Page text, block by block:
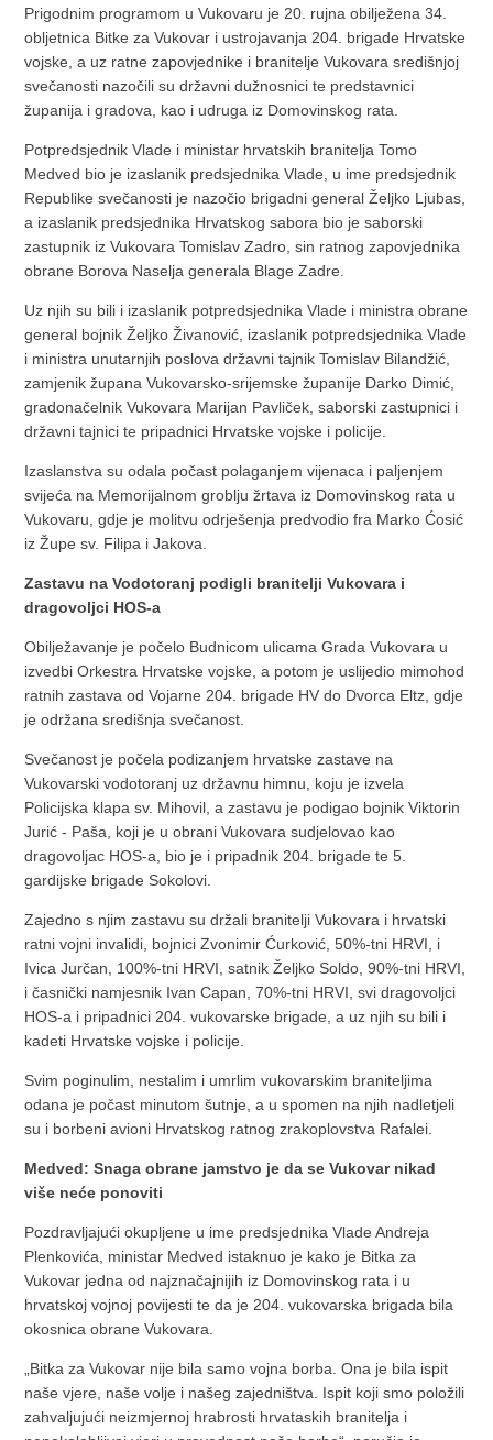
Prigodnim programom u Vukovaru je 20. rujna obilježena 34.
obljetnica Bitke za Vukovar i ustrojavanja 204. brigade Hrvatske
vojske, a uz ratne zapovjednike i branitelje Vukovara središnjoj
svečanosti nazočili su državni dužnosnici te predstavnici
županija i gradova, kao i udruga iz Domovinskog rata.
Potpredsjednik Vlade i ministar hrvatskih branitelja Tomo
Medved bio je izaslanik predsjednika Vlade, u ime predsjednik
Republike svečanosti je nazočio brigadni general Željko Ljubas,
a izaslanik predsjednika Hrvatskog sabora bio je saborski
zastupnik iz Vukovara Tomislav Zadro, sin ratnog zapovjednika
obrane Borova Naselja generala Blage Zadre.
Uz njih su bili i izaslanik potpredsjednika Vlade i ministra obrane
general bojnik Željko Živanović, izaslanik potpredsjednika Vlade
i ministra unutarnjih poslova državni tajnik Tomislav Bilandžić,
zamjenik župana Vukovarsko-srijemske županije Darko Dimić,
gradonačelnik Vukovara Marijan Pavliček, saborski zastupnici i
državni tajnici te pripadnici Hrvatske vojske i policije.
Izaslanstva su odala počast polaganjem vijenaca i paljenjem
svijeća na Memorijalnom groblju žrtava iz Domovinskog rata u
Vukovaru, gdje je molitvu odrješenja predvodio fra Marko Ćosić
iz Župe sv. Filipa i Jakova.
Zastavu na Vodotoranj podigli branitelji Vukovara i
dragovoljci HOS-a
Obilježavanje je počelo Budnicom ulicama Grada Vukovara u
izvedbi Orkestra Hrvatske vojske, a potom je uslijedio mimohod
ratnih zastava od Vojarne 204. brigade HV do Dvorca Eltz, gdje
je održana središnja svečanost.
Svečanost je počela podizanjem hrvatske zastave na
Vukovarski vodotoranj uz državnu himnu, koju je izvela
Policijska klapa sv. Mihovil, a zastavu je podigao bojnik Viktorin
Jurić - Paša, koji je u obrani Vukovara sudjelovao kao
dragovoljac HOS-a, bio je i pripadnik 204. brigade te 5.
gardijske brigade Sokolovi.
Zajedno s njim zastavu su držali branitelji Vukovara i hrvatski
ratni vojni invalidi, bojnici Zvonimir Ćurković, 50%-tni HRVI, i
Ivica Jurčan, 100%-tni HRVI, satnik Željko Soldo, 90%-tni HRVI,
i časnički namjesnik Ivan Capan, 70%-tni HRVI, svi dragovoljci
HOS-a i pripadnici 204. vukovarske brigade, a uz njih su bili i
kadeti Hrvatske vojske i policije.
Svim poginulim, nestalim i umrlim vukovarskim braniteljima
odana je počast minutom šutnje, a u spomen na njih nadletjeli
su i borbeni avioni Hrvatskog ratnog zrakoplovstva Rafalei.
Medved: Snaga obrane jamstvo je da se Vukovar nikad
više neće ponoviti
Pozdravljajući okupljene u ime predsjednika Vlade Andreja
Plenkovića, ministar Medved istaknuo je kako je Bitka za
Vukovar jedna od najznačajnijih iz Domovinskog rata i u
hrvatskoj vojnoj povijesti te da je 204. vukovarska brigada bila
okosnica obrane Vukovara.
„Bitka za Vukovar nije bila samo vojna borba. Ona je bila ispit
naše vjere, naše volje i našeg zajedništva. Ispit koji smo položili
zahvaljujući neizmjernoj hrabrosti hrvataskih branitelja i